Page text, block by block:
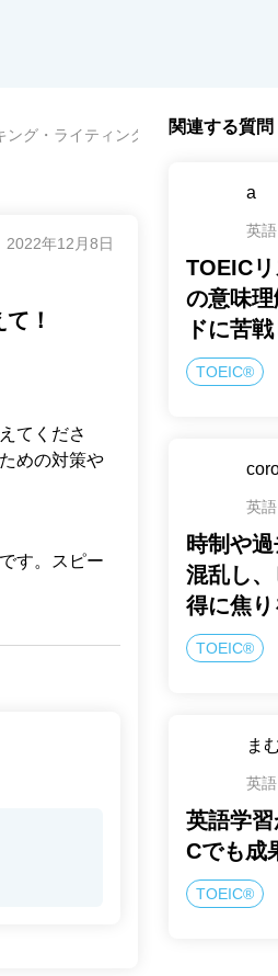
ング・ライティング対策を教えて！
2022年12月8日
！
てくださ
めの対策や
す。スピー
関連する質問
a
英語
TOEIC
の意味
ドに苦
TOEIC®
英語
時制や
混乱し
得に焦
TOEIC®
ま
英語
英語学
Cでも成
TOEIC®